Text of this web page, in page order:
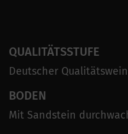
QUALITÄTSSTUFE
Deutscher Qualitätswein
BODEN
Mit Sandstein